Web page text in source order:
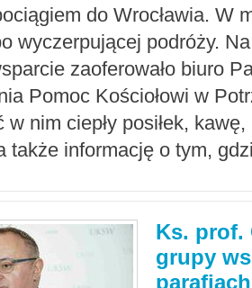
do Wrocławia. W
wyczerpującej podróży.
zaoferowało biuro
Pomoc Kościołowi w
w nim ciepły posiłek,
także informację o tym,
Ks. prof.
grupy
parafiach